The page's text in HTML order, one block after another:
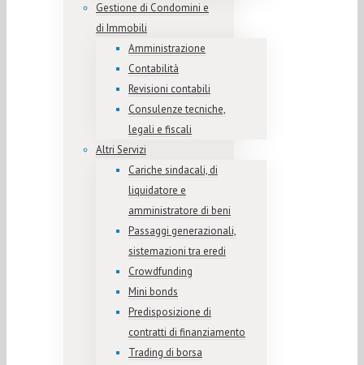
Gestione di Condomini e
di Immobili
Amministrazione
Contabilità
Revisioni contabili
Consulenze tecniche,
legali e fiscali
Altri Servizi
Cariche sindacali, di
liquidatore e
amministratore di beni
Passaggi generazionali,
sistemazioni tra eredi
Crowdfunding
Mini bonds
Predisposizione di
contratti di finanziamento
Trading di borsa